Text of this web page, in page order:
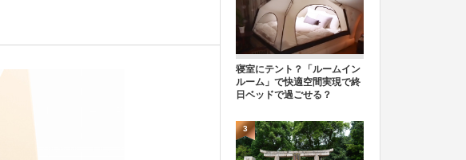
寝室にテント？「ルームイン
ルーム」で快適空間実現で終
日ベッドで過ごせる？
3